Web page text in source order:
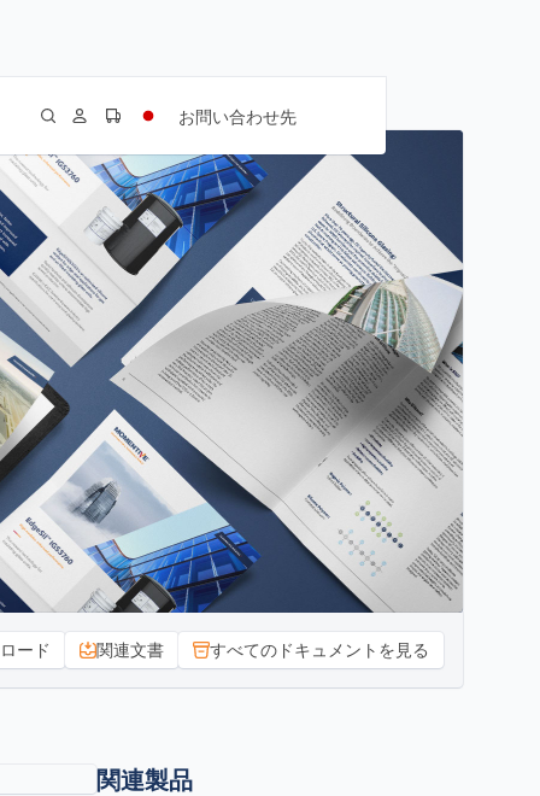
お問い合わせ先
ード 関連文書 すべてのドキュメントを見る
関連製品